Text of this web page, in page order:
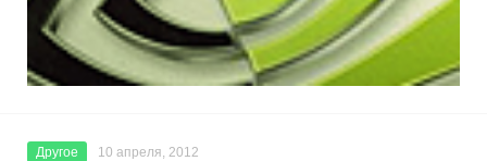
Другое 10 апреля, 2012